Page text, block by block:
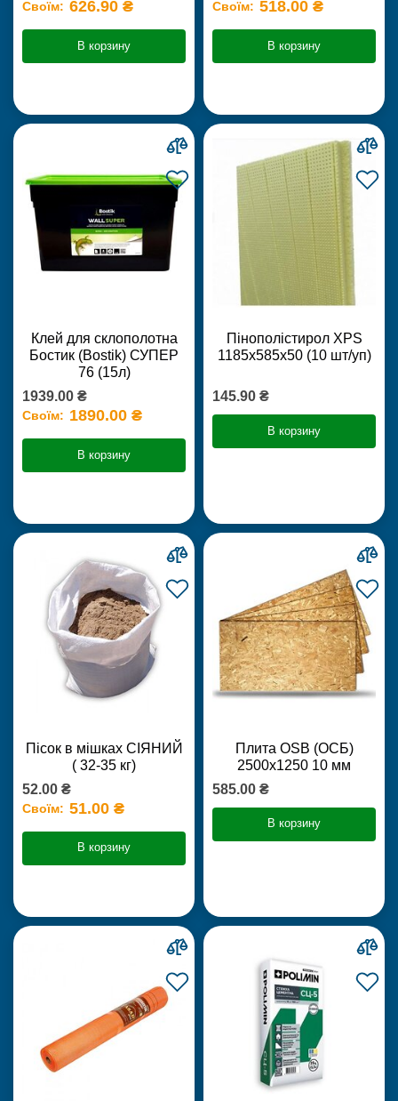
Своїм: 626.90 ₴
В корзину
Своїм: 518.00 ₴
В корзину
Клей для склополотна
Бостик (Bostik) СУПЕР
76 (15л)
1939.00 ₴
Своїм: 1890.00 ₴
В корзину
Пінополістирол XPS
1185х585х50 (10 шт/уп)
145.90 ₴
В корзину
Пісок в мішках СІЯНИЙ
( 32-35 кг)
52.00 ₴
Своїм: 51.00 ₴
В корзину
Плита OSB (ОСБ)
2500х1250 10 мм
585.00 ₴
В корзину